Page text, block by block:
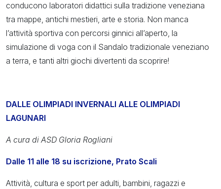
conducono laboratori didattici sulla tradizione veneziana
tra mappe, antichi mestieri, arte e storia. Non manca
l’attività sportiva con percorsi ginnici all’aperto, la
simulazione di voga con il Sandalo tradizionale veneziano
a terra, e tanti altri giochi divertenti da scoprire!
DALLE OLIMPIADI INVERNALI ALLE OLIMPIADI
LAGUNARI
A cura di ASD Gloria Rogliani
Dalle 11 alle 18 su iscrizione, Prato Scali
Attività, cultura e sport per adulti, bambini, ragazzi e